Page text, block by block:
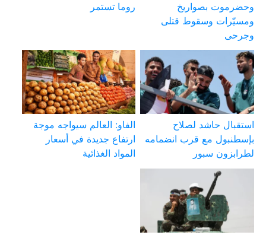
وحضرموت بصواريخ
ومسيّرات وسقوط قتلى
وجرحى
روما تستمر
استقبال حاشد لصلاح
بإسطنبول مع قرب انضمامه
لطرابزون سبور
الفاو: العالم سيواجه موجة
ارتفاع جديدة في أسعار
المواد الغذائية